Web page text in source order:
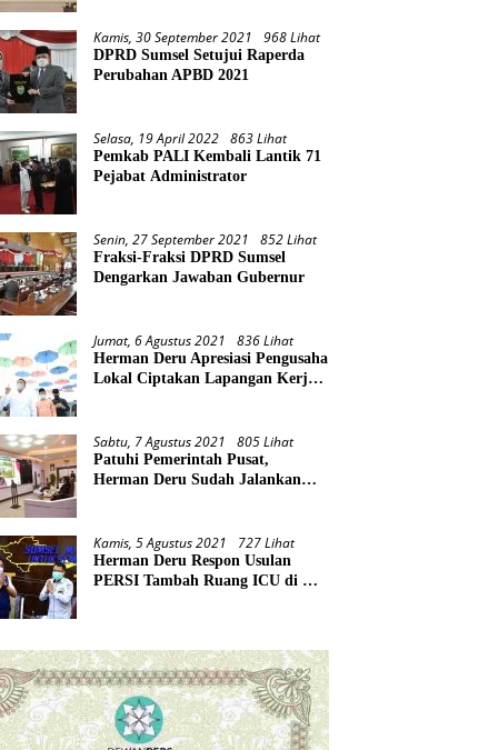
Kamis, 30 September 2021 968 Lihat
DPRD Sumsel Setujui Raperda
Perubahan APBD 2021
Selasa, 19 April 2022 863 Lihat
Pemkab PALI Kembali Lantik 71
Pejabat Administrator
Senin, 27 September 2021 852 Lihat
Fraksi-Fraksi DPRD Sumsel
Dengarkan Jawaban Gubernur
Jumat, 6 Agustus 2021 836 Lihat
Herman Deru Apresiasi Pengusaha
Lokal Ciptakan Lapangan Kerja
Sabtu, 7 Agustus 2021 805 Lihat
Patuhi Pemerintah Pusat,
Herman Deru Sudah Jalankan
Kamis, 5 Agustus 2021 727 Lihat
Herman Deru Respon Usulan
PERSI Tambah Ruang ICU di RS